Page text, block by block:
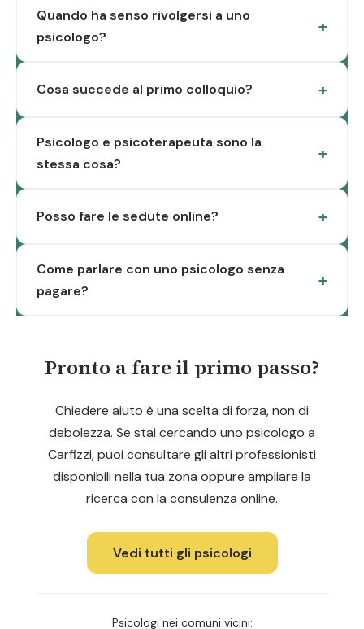
Quando ha senso rivolgersi a uno
psicologo?
Cosa succede al primo colloquio?
Psicologo e psicoterapeuta sono la
stessa cosa?
Posso fare le sedute online?
Come parlare con uno psicologo senza
pagare?
Pronto a fare il primo passo?
Chiedere aiuto è una scelta di forza, non di
debolezza. Se stai cercando uno psicologo a
Carfizzi, puoi consultare gli altri professionisti
disponibili nella tua zona oppure ampliare la
ricerca con la consulenza online.
Vedi tutti gli psicologi
Psicologi nei comuni vicini: